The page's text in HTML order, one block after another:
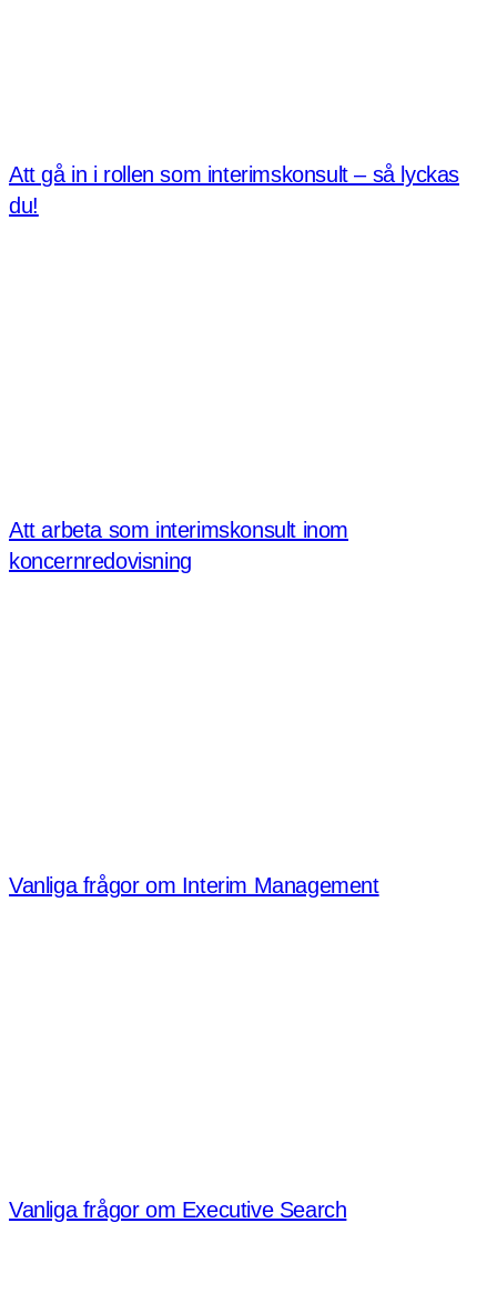
Att gå in i rollen som interimskonsult – så lyckas
du!
Att arbeta som interimskonsult inom
koncernredovisning
Vanliga frågor om Interim Management
Vanliga frågor om Executive Search